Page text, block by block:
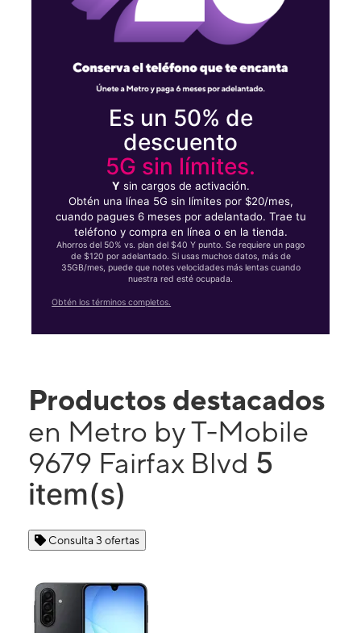
Es un 50% de
descuento
5G sin límites.
Ysin cargos de activación.
Obtén una línea 5G sin límites por $20/mes,
cuando pagues 6 meses por adelantado. Trae tu
teléfono y compra en línea o en la tienda.
Ahorros del 50% vs. plan del $40 Y punto. Se requiere un pago
de $120 por adelantado. Si usas muchos datos, más de
35GB/mes, puede que notes velocidades más lentas cuando
nuestra red esté ocupada.
Obtén los términos completos.
Productos destacados
en Metro by T-Mobile
9679 Fairfax Blvd 5
item(s)
Consulta 3 ofertas